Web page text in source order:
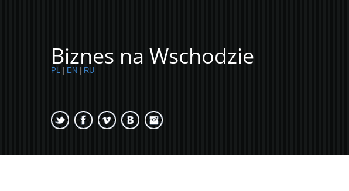
Biznes na Wschodzie
PL EN RU